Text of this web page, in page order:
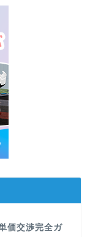
価交渉完全ガ